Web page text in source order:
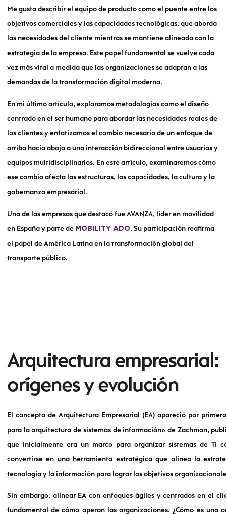
Me gusta describir el equipo de producto como el puente entre los
objetivos comerciales y las capacidades tecnológicas, que aborda
las necesidades del cliente mientras se mantiene alineado con la
estrategia de la empresa. Este papel fundamental se vuelve cada
vez más vital a medida que las organizaciones se adaptan a las
demandas de la transformación digital moderna.
En mi último artículo, exploramos metodologías como el diseño
centrado en el ser humano para abordar las necesidades reales de
los clientes y enfatizamos el cambio necesario de un enfoque de
arriba hacia abajo a una interacción bidireccional entre usuarios y
equipos multidisciplinarios. En este artículo, examinaremos cómo
ese cambio afecta las estructuras, las capacidades, la cultura y la
gobernanza empresarial.
Una de las empresas que destacó fue AVANZA, líder en movilidad
en España y parte de MOBILITY ADO. Su participación reafirma
el papel de América Latina en la transformación global del
transporte público.
Arquitectura empresarial:
orígenes y evolución
El concepto de Arquitectura Empresarial (EA) apareció por
para la arquitectura de sistemas de información» de Zachman,
que inicialmente era un marco para organizar sistemas de TI
convertirse en una herramienta estratégica que alinea la
tecnología y la información para lograr los objetivos
Sin embargo, alinear EA con enfoques ágiles y centrados en el
fundamental de cómo operan las organizaciones. ¿Cómo es una